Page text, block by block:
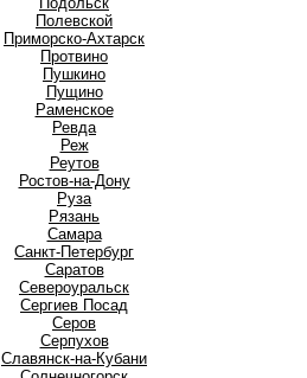
Полевской
Приморско-Ахтарск
Протвино
Пушкино
Пущино
Раменское
Ревда
Реж
Реутов
Ростов-на-Дону
Руза
Рязань
Самара
Санкт-Петербург
Саратов
Североуральск
Сергиев Посад
Серов
Серпухов
Славянск-на-Кубани